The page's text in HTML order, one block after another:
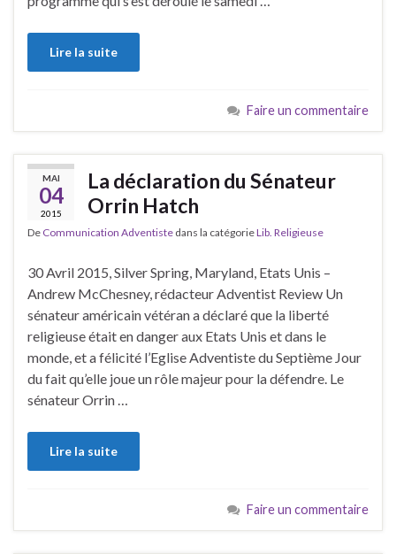
Lire la suite
Faire un commentaire
MAI
04
2015
La déclaration du Sénateur
Orrin Hatch
De Communication Adventiste dans la catégorieLib. Religieuse
30 Avril 2015, Silver Spring, Maryland, Etats Unis –
Andrew McChesney, rédacteur Adventist Review Un
sénateur américain vétéran a déclaré que la liberté
religieuse était en danger aux Etats Unis et dans le
monde, et a félicité l’Eglise Adventiste du Septième Jour
du fait qu’elle joue un rôle majeur pour la défendre. Le
sénateur Orrin …
Lire la suite
Faire un commentaire